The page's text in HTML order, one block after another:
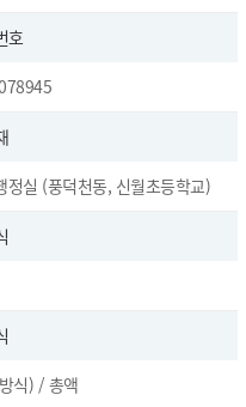
호
실 (풍덕천동, 신월초등학교)
식) / 총액